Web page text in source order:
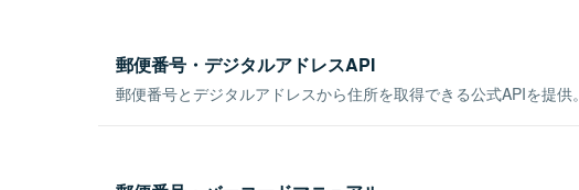
郵便番号・デジタルアドレスAPI
郵便番号とデジタルアドレスから住所を取得できる公式APIを提供。